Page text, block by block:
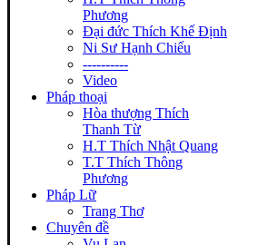
Phương
Đại đức Thích Khế Định
Ni Sư Hạnh Chiếu
----------
Video
Pháp thoại
Hòa thượng Thích
Thanh Từ
H.T Thích Nhật Quang
T.T Thích Thông
Phương
Pháp Lữ
Trang Thơ
Chuyên đề